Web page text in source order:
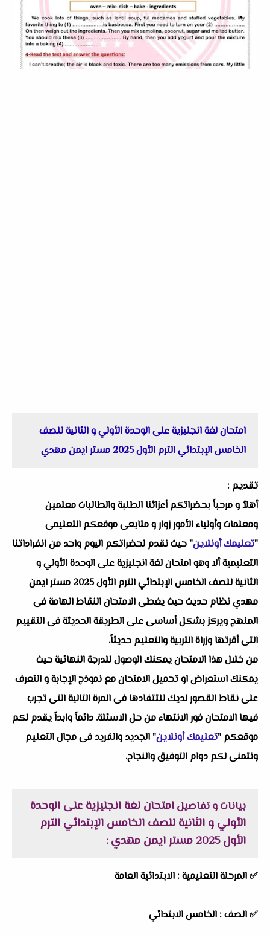
امتحان لغة انجليزية على الوحدة الأولي و الثانية للصف
الخامس الإبتدائي الترم الأول 2025 مستر ايمن مهدي
تقديم :
أهلاُ و مرحباً بحضراتكم أعزائنا الطلبة والطالبات معلمين
ومعلمات وأولياء الأمور زوار و متابعى موقعكم التعليمى
"تعليمك أونلاين" حيث نقدم لحضراتكم اليوم واحد من انفراداتنا
التعليمية ألا وهو امتحان لغة انجليزية على الوحدة الأولي و
الثانية للصف الخامس الإبتدائي الترم الأول 2025 مستر ايمن
مهدي نظام حديث حيث يغطى الامتحان النقاط الهامة فى
المنهج ويركز بشكل أساسى على الطريقة الحديثة فى التقييم
التى أقرتها وزراة التربية والتعليم حديثاً.
من خلال هذا الامتحان يمكنك الوصول للدرجة النهائية حيث
يمكنك استعراض او تحميل الامتحان مع نموذج الإجابة و التعرف
على نقاط القصور لديك للتتفادها فى المرة التالية التى تجرب
فيها الامتحان فور الانتهاء من حل الاسئلة. دائماً وابداً يقدم لكم
موقعكم "تعليمك أونلاين" الجديد والفريد فى مجال التعليم
ونتمنى لكم دوام التوفيق والنجاح.
بيانات و تفاصيلامتحان لغة انجليزية على الوحدة
الأولي و الثانية للصف الخامس الإبتدائي الترم
الأول 2025 مستر ايمن مهدي
:
✅المرحلة التعليمية : الابتدائية العامة
✅الصف : الخامس الابتدائي